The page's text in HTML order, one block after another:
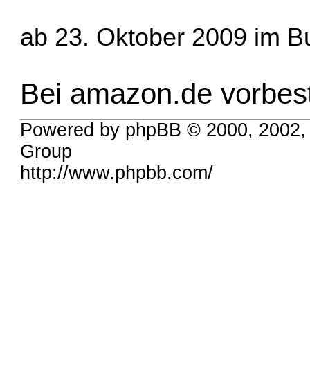
ab 23. Oktober 2009 im
Bei amazon.de
Powered by phpBB © 2000,
Group
http://www.phpbb.com/